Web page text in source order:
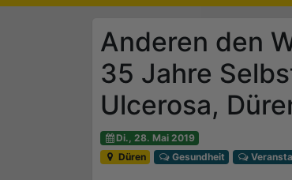
Anderen den
35 Jahre
Ulcerosa,
Di., 28. Mai 2019
Düren
Gesundheit